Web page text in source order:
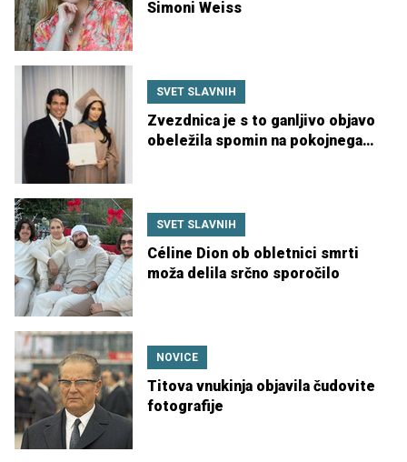
Simoni Weiss
SVET SLAVNIH
Zvezdnica je s to ganljivo objavo
obeležila spomin na pokojnega
SVET SLAVNIH
Céline Dion ob obletnici smrti
moža delila srčno sporočilo
NOVICE
Titova vnukinja objavila čudovite
fotografije